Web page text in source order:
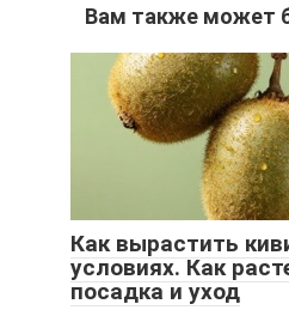
Вам также может
Как вырастить
условиях. Как
посадка и уход